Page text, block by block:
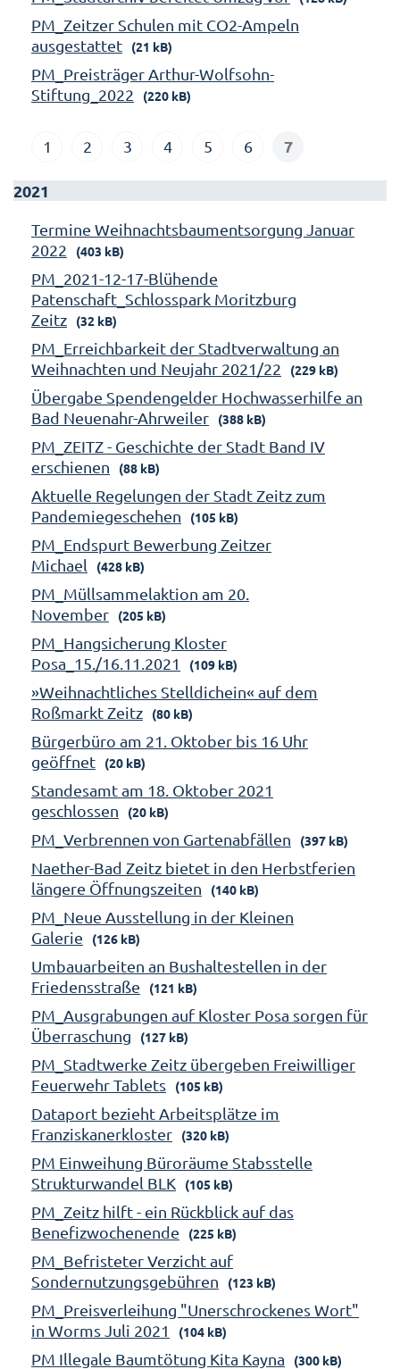
PM_Zeitzer Schulen mit CO2-Ampeln
ausgestattet
(21 kB)
PM_Preisträger Arthur-Wolfsohn-
Stiftung_2022
(220 kB)
1 2 3 4 5 6 7
2021
Termine Weihnachtsbaumentsorgung Januar
2022
(403 kB)
PM_2021-12-17-Blühende
Patenschaft_Schlosspark Moritzburg
Zeitz
(32 kB)
PM_Erreichbarkeit der Stadtverwaltung an
Weihnachten und Neujahr 2021/22
(229 kB)
Übergabe Spendengelder Hochwasserhilfe an
Bad Neuenahr-Ahrweiler
(388 kB)
PM_ZEITZ - Geschichte der Stadt Band IV
erschienen
(88 kB)
Aktuelle Regelungen der Stadt Zeitz zum
Pandemiegeschehen
(105 kB)
PM_Endspurt Bewerbung Zeitzer
Michael
(428 kB)
PM_Müllsammelaktion am 20.
November
(205 kB)
PM_Hangsicherung Kloster
Posa_15./16.11.2021
(109 kB)
»Weihnachtliches Stelldichein« auf dem
Roßmarkt Zeitz
(80 kB)
Bürgerbüro am 21. Oktober bis 16 Uhr
geöffnet
(20 kB)
Standesamt am 18. Oktober 2021
geschlossen
(20 kB)
PM_Verbrennen von Gartenabfällen (397 kB)
Naether-Bad Zeitz bietet in den Herbstferien
längere Öffnungszeiten
(140 kB)
PM_Neue Ausstellung in der Kleinen
Galerie
(126 kB)
Umbauarbeiten an Bushaltestellen in der
Friedensstraße
(121 kB)
PM_Ausgrabungen auf Kloster Posa sorgen für
Überraschung
(127 kB)
PM_Stadtwerke Zeitz übergeben Freiwilliger
Feuerwehr Tablets
(105 kB)
Dataport bezieht Arbeitsplätze im
Franziskanerkloster
(320 kB)
PM Einweihung Büroräume Stabsstelle
Strukturwandel BLK
(105 kB)
PM_Zeitz hilft - ein Rückblick auf das
Benefizwochenende
(225 kB)
PM_Befristeter Verzicht auf
Sondernutzungsgebühren
(123 kB)
PM_Preisverleihung "Unerschrockenes Wort"
in Worms Juli 2021
(104 kB)
PM Illegale Baumtötung Kita Kayna (300 kB)